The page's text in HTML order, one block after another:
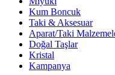
Kum Boncuk
Taki & Aksesuar
Aparat/Taki
Doğal Taşlar
Kristal
Kampanya